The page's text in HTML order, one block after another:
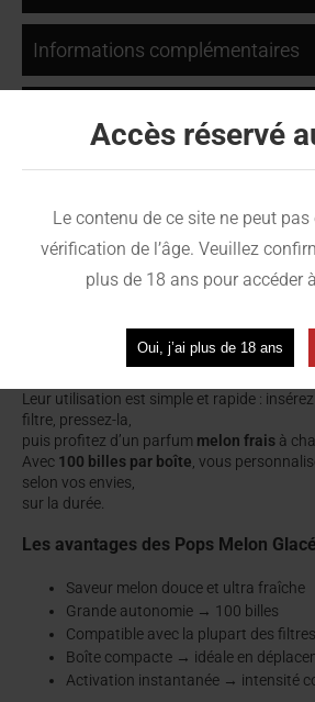
Informations complémentaires
fruitée et ultra
Les billes PopsMelon Glacésubliment vos
Une combinaison parfaite pour les
Leur utilisation est simple et rapide :
filtre, pressez-la,
puis profitez d’un parfum melon frais à
Avec 100 billes par boîte , vous
selon vos envies,
sur la durée.
Les avantages des Pops Melon Glacé
Saveur melon douce et ultra fraîche
Grande autonomie → 100 billes
Compatible avec la plupart des
Boîte compacte → idéale en
Activation instantanée → intensité
Accès réservé
Le contenu de ce site ne peut
vérification de l’âge. Veuillez
plus de 18 ans pour accéder
Oui, j’ai plus de 18 ans